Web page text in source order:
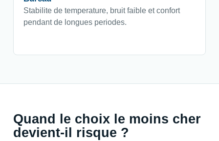
Stabilite de temperature, bruit faible et confort
pendant de longues periodes.
Quand le choix le moins cher
devient-il risque ?